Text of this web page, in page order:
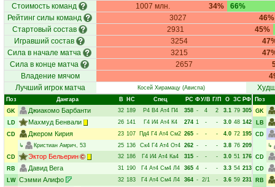
Стоимость команд 1007 млн. 34%
66%
Рейтинг силы команд
3027
46%
Стартовый состав
2931
45%
Игравший состав
3254
Сила в начале матча
3215
Сила в конце матча
2657
Владение мячом
Лучший игрок матча
Косей Хирамацу (Ависпа)
Поз Дангара В НC Спец РC ФУ/В Г/П О ЗС РФ
GK
Джиакомо Барбанти 32 189 Р4 В4 Ат4 П4 358 - 4 2 3.1 79 305
LD
Махмуд Бенвали 26 141 Г4 И4 Ат4 К4 274 1 - - 3.0 48 142
CD
Джером Кирия 23 107 Пд4 Г4 Ат4 См2 265 - - - 4.0 72 195
↳
Кристиан Амрич, 53 25 136 Ск4 Г4 Ат4 От4 262 - - - 3.8 76 209
CD
Эктор Бельерин 32 186 Г4 И4 Ат4 Ка4 315 - - - 3.0 51 176
RB
Давид Вега 31 190 Г4 Ат4 См4 Л4 365 4 - - 3.3 54 213
LW Сэмми Алифо 32 183 Г4 Ат4 См4 Л4 364 - 2/1 - 3.6 59 231
Поз
GK
LB
CD
↳
CD
CD
RB